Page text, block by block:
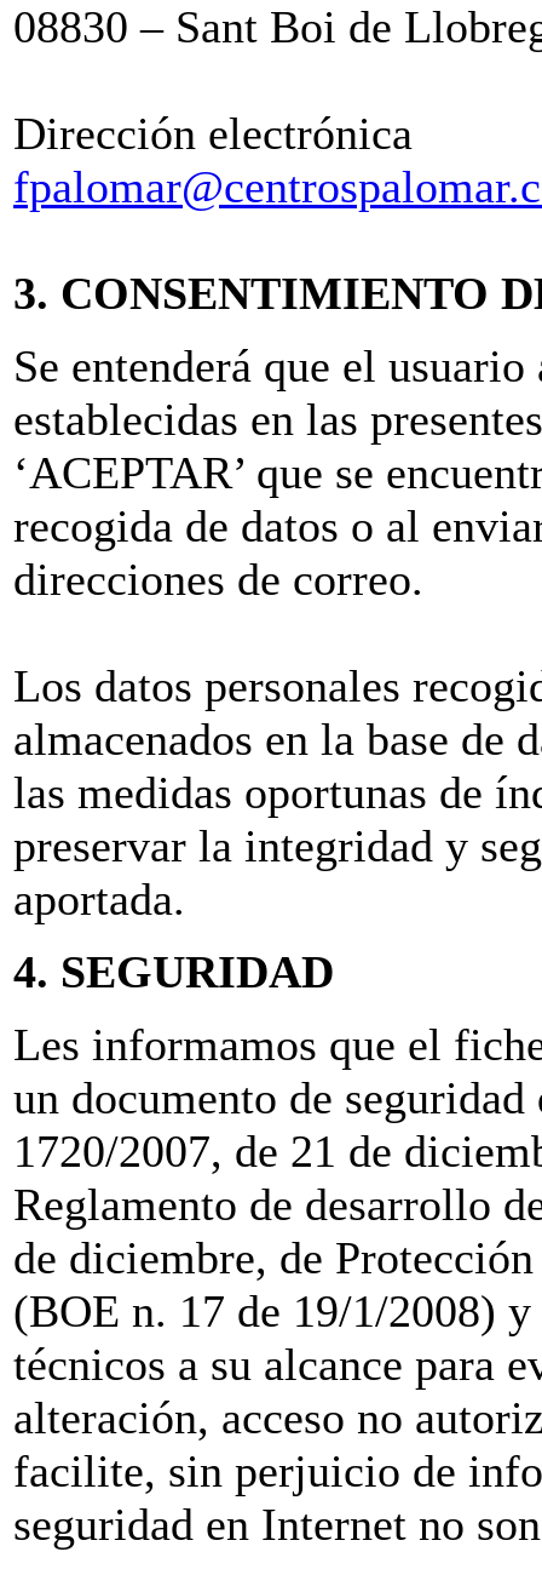
08830 – Sant Boi de
Dirección electrónica
3. CONSENTIMIENTO
Se entenderá que el
establecidas en las
‘ACEPTAR’ que se
recogida de datos o al
direcciones de correo.
Los datos personales
almacenados en la base de
las medidas oportunas de
preservar la integridad y
aportada.
4. SEGURIDAD
Les informamos que el
un documento de
1720/2007, de 21 de
Reglamento de desarrollo
de diciembre, de
(BOE n. 17 de 19/1/2008)
técnicos a su alcance para
alteración, acceso no
facilite, sin perjuicio de
seguridad en Internet no